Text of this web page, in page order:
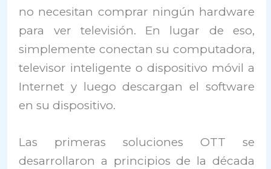
no necesitan comprar ningún hardware
para ver televisión. En lugar de eso,
simplemente conectan su computadora,
televisor inteligente o dispositivo móvil a
Internet y luego descargan el software
en su dispositivo.
Las primeras soluciones OTT se
desarrollaron a principios de la década